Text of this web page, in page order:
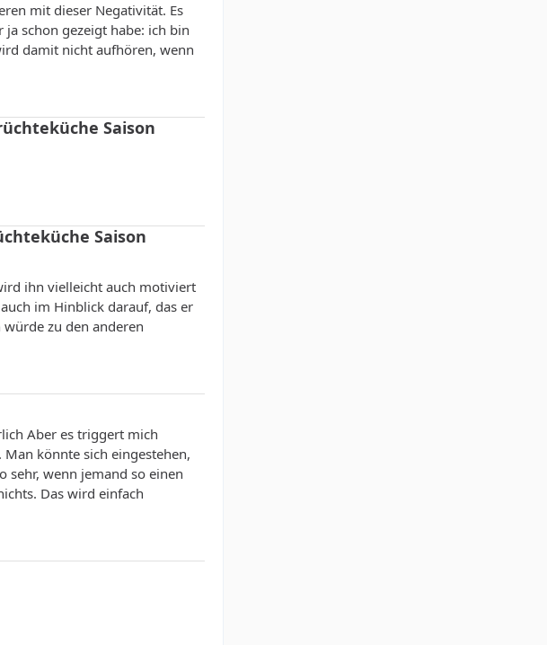
mit dieser Negativität. Es
schon gezeigt habe: ich bin
damit nicht aufhören, wenn
Saison
Saison
ihn vielleicht auch motiviert
im Hinblick darauf, das er
zu den anderen
Aber es triggert mich
könnte sich eingestehen,
sehr, wenn jemand so einen
Das wird einfach